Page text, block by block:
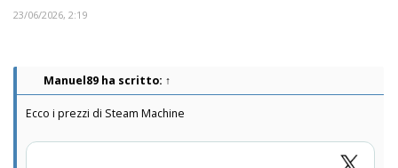
23/06/2026, 2:19
Manuel89 ha scritto: ↑
Ecco i prezzi di Steam Machine